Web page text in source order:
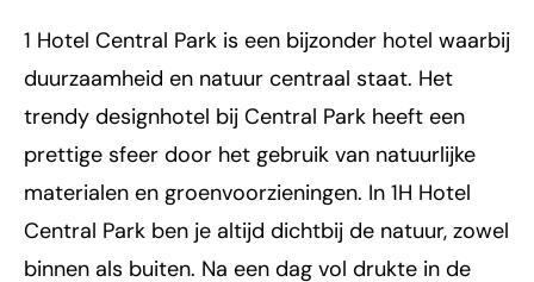
1 Hotel Central Park is een bijzonder hotel waarbij
duurzaamheid en natuur centraal staat. Het
trendy designhotel bij Central Park heeft een
prettige sfeer door het gebruik van natuurlijke
materialen en groenvoorzieningen. In 1H Hotel
Central Park ben je altijd dichtbij de natuur, zowel
binnen als buiten. Na een dag vol drukte in de